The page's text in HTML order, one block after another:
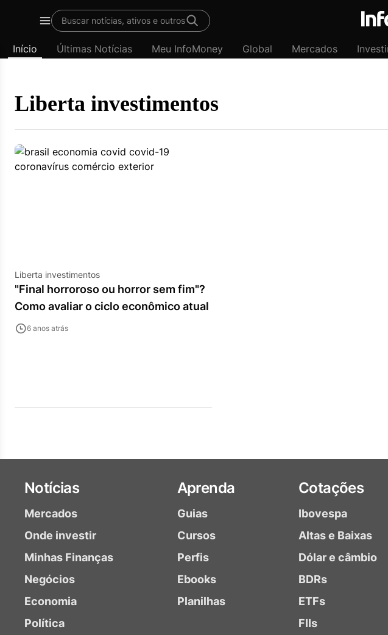
Últimas
InfoMoney
Menu
Buscar notícias, ativos e outros
Início Últimas Notícias Meu InfoMoney Global Mercados
Liberta investimentos
Liberta investimentos
"Final horroroso ou horror sem fim"?
Como avaliar o ciclo econômico atual
6 anos atrás
Notícias
Mercados
Onde investir
Minhas Finanças
Negócios
Economia
Política
Aprenda
Guias
Cursos
Perfis
Ebooks
Planilhas
Cotações
Ibovespa
Altas e Baixas
Dólar e câmbio
BDRs
ETFs
FIIs